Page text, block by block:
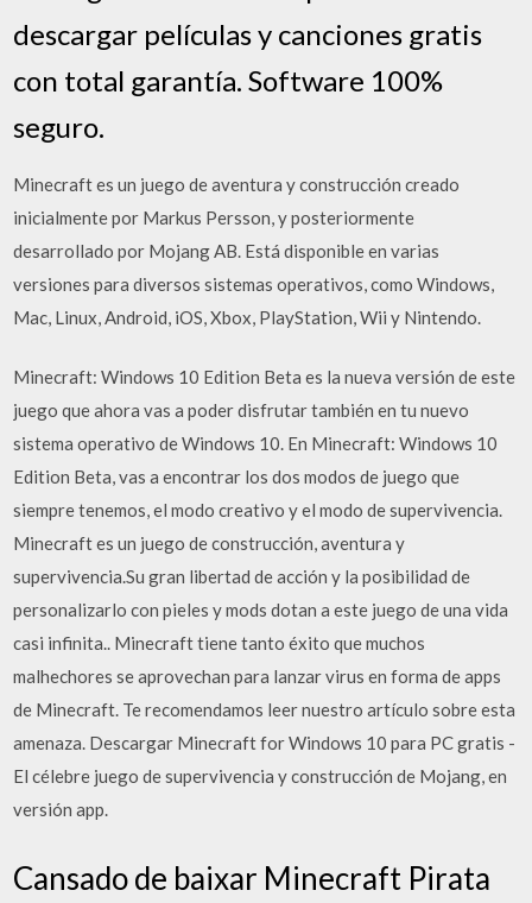
descargar películas y canciones gratis
con total garantía. Software 100%
seguro.
Minecraft es un juego de aventura y construcción creado
inicialmente por Markus Persson, y posteriormente
desarrollado por Mojang AB. Está disponible en varias
versiones para diversos sistemas operativos, como Windows,
Mac, Linux, Android, iOS, Xbox, PlayStation, Wii y Nintendo.
Minecraft: Windows 10 Edition Beta es la nueva versión de este
juego que ahora vas a poder disfrutar también en tu nuevo
sistema operativo de Windows 10. En Minecraft: Windows 10
Edition Beta, vas a encontrar los dos modos de juego que
siempre tenemos, el modo creativo y el modo de supervivencia.
Minecraft es un juego de construcción, aventura y
supervivencia.Su gran libertad de acción y la posibilidad de
personalizarlo con pieles y mods dotan a este juego de una vida
casi infinita.. Minecraft tiene tanto éxito que muchos
malhechores se aprovechan para lanzar virus en forma de apps
de Minecraft. Te recomendamos leer nuestro artículo sobre esta
amenaza. Descargar Minecraft for Windows 10 para PC gratis -
El célebre juego de supervivencia y construcción de Mojang, en
versión app.
Cansado de baixar Minecraft Pirata